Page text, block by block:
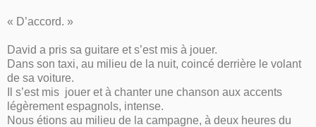
« D’accord. »
David a pris sa guitare et s’est mis à jouer.
Dans son taxi, au milieu de la nuit, coincé derrière le volant
de sa voiture.
Il s’est mis jouer et à chanter une chanson aux accents
légèrement espagnols, intense.
Nous étions au milieu de la campagne, à deux heures du